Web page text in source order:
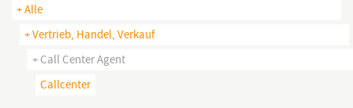
+ Alle
+ Vertrieb, Handel, Verkauf
+ Call Center Agent
Callcenter